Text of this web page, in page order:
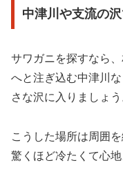
中津川や支流の
サワガニを探すなら
へと注ぎ込む中津川
さな沢に入りましょう
こうした場所は周囲
驚くほど冷たくて心